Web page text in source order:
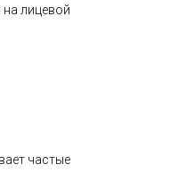
лицевой
частые